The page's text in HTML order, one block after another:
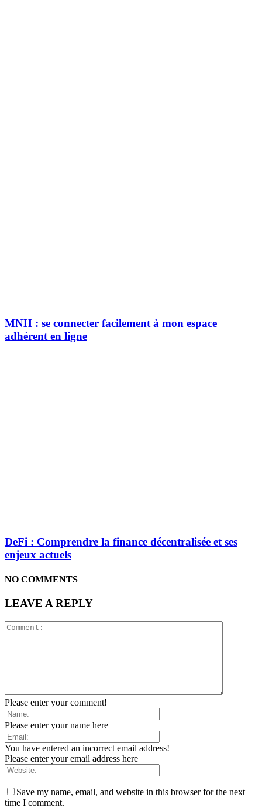
MNH : se connecter facilement à mon espace
adhérent en ligne
DeFi : Comprendre la finance décentralisée et ses
enjeux actuels
NO COMMENTS
LEAVE A REPLY
Please enter your comment!
Please enter your name here
You have entered an incorrect email address!
Please enter your email address here
Save my name, email, and website in this browser for the next
time I comment.